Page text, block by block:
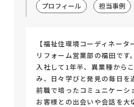
プロフィール 担当事例
【福祉住環境コーディネータ
リフォーム営業部の福田です。
入社して1年半、異業種から
み、日々学びと発見の毎日を
前職で培ったコミュニケーシ
お客様との出会いや会話を大